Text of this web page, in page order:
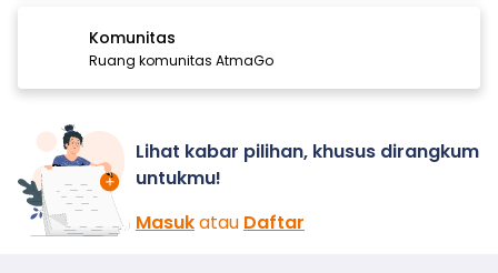
Komunitas
Ruang komunitas AtmaGo
Lihat kabar pilihan, khusus dirangkum
untukmu!
Masukatau Daftar